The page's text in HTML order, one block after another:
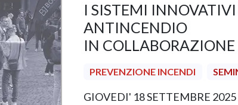
I SISTEMI
ANTINCENDIO
IN
PREVENZIONE INCENDI
GIOVEDI' 18 SETTEMBRE 2025